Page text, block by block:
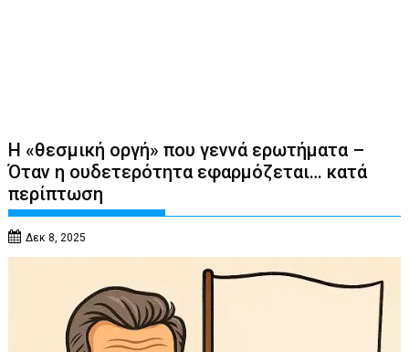
Η «θεσμική οργή» που γεννά ερωτήματα –
Όταν η ουδετερότητα εφαρμόζεται… κατά
περίπτωση
Δεκ 8, 2025